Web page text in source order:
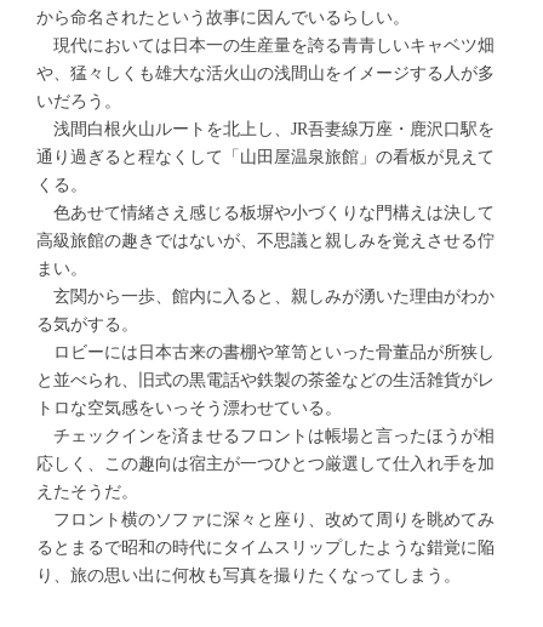
から命名されたという故事に因んでいるらしい。
現代においては日本一の生産量を誇る青青しいキャベツ畑
や、猛々しくも雄大な活火山の浅間山をイメージする人が多
いだろう。
浅間白根火山ルートを北上し、JR吾妻線万座・鹿沢口駅を
通り過ぎると程なくして「山田屋温泉旅館」の看板が見えて
くる。
色あせて情緒さえ感じる板塀や小づくりな門構えは決して
高級旅館の趣きではないが、不思議と親しみを覚えさせる佇
まい。
玄関から一歩、館内に入ると、親しみが湧いた理由がわか
る気がする。
ロビーには日本古来の書棚や箪笥といった骨董品が所狭し
と並べられ、旧式の黒電話や鉄製の茶釜などの生活雑貨がレ
トロな空気感をいっそう漂わせている。
チェックインを済ませるフロントは帳場と言ったほうが相
応しく、この趣向は宿主が一つひとつ厳選して仕入れ手を加
えたそうだ。
フロント横のソファに深々と座り、改めて周りを眺めてみ
るとまるで昭和の時代にタイムスリップしたような錯覚に陥
り、旅の思い出に何枚も写真を撮りたくなってしまう。